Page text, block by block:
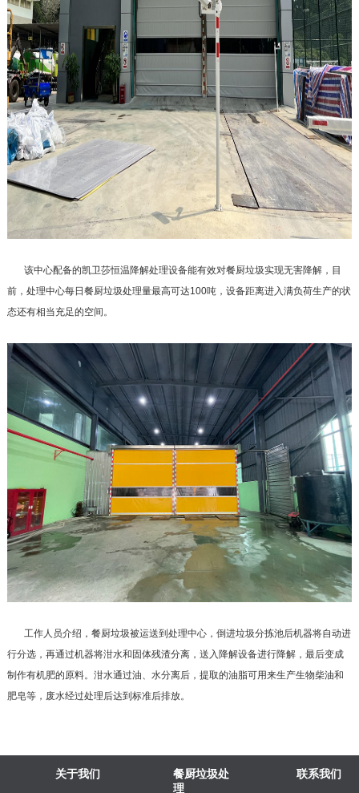
该中心配备的凯卫莎恒温降解处理设备能有效对餐厨垃圾实现无害降解，目
前，处理中心每日餐厨垃圾处理量最高可达100吨，设备距离进入满负荷生产的状
态还有相当充足的空间。
工作人员介绍，餐厨垃圾被运送到处理中心，倒进垃圾分拣池后机器将自动进
行分选，再通过机器将泔水和固体残渣分离，送入降解设备进行降解，最后变成
制作有机肥的原料。泔水通过油、水分离后，提取的油脂可用来生产生物柴油和
肥皂等，废水经过处理后达到标准后排放。
关于我们
餐厨垃圾处
理
联系我们